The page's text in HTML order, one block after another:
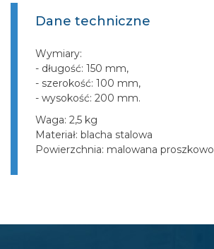
Dane techniczne
Wymiary:
- długość: 150 mm,
- szerokość: 100 mm,
- wysokość: 200 mm.
Waga: 2,5 kg
Materiał: blacha stalowa
Powierzchnia: malowana proszkowo